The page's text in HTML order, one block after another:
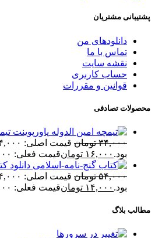
پشتیبانی مشتریان
دانلودهای من
تماس با ما
نقشه سایت
حساب کاربری
قوانین و مقررات
محصولات تصادفی
پاورپوینت
۳۴,۰۰۰ تومان
بود. ۱۶,۰۰۰ تومانقیمت فعلی: ۱۶,۰۰۰ تومان.
دانلود
۵۴,۰۰۰ تومان
بود. ۱۴,۰۰۰ تومانقیمت فعلی: ۱۴,۰۰۰ تومان.
مطالب بلاگ